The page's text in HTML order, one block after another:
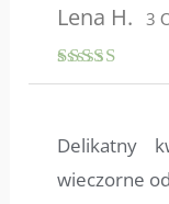
Βαθμολογ
Lena H. 3
Delikatny
wieczorne